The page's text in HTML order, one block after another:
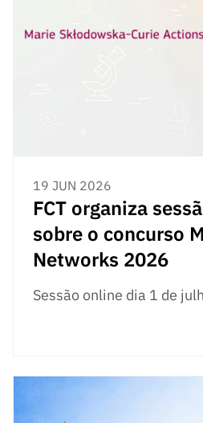
19 JUN 2026
FCT organiza
sobre o concurso
Networks 2026
Sessão online dia 1 de